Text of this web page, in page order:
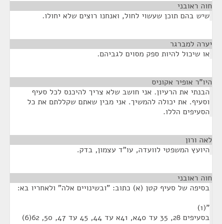
חוה ראובני
שיש בהם תוכן שעשוי לחול, ואנחנו רוצים שלא יחולו.
יערה למברגר
או שיכול להיות ספק מסוים לגביהם.
היו"ר אופיר אקוניס
הבנתי את הרעיון. אני חושב שלא צריך להיכנס לכל סעיף
וסעיף. את יכולה להמשיך. אני מבין שאתם שקללתם את כל
הסעיפים הללו.
לאה ורון
היועץ המשפטי לוועדה, עו"ד עצמון, בדק.
חוה ראובני
בסיפה של סעיף קטן (א) כתוב: "ובשינויים אלה" ולאחריו בא:
"(1)
בסעיפים 28, 35 עד 40א, 41א עד 44, 45 עד 47, 50, 62(6)